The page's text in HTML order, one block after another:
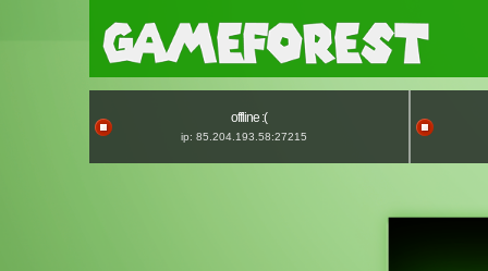
offline :(
ip: 85.204.193.58:27215